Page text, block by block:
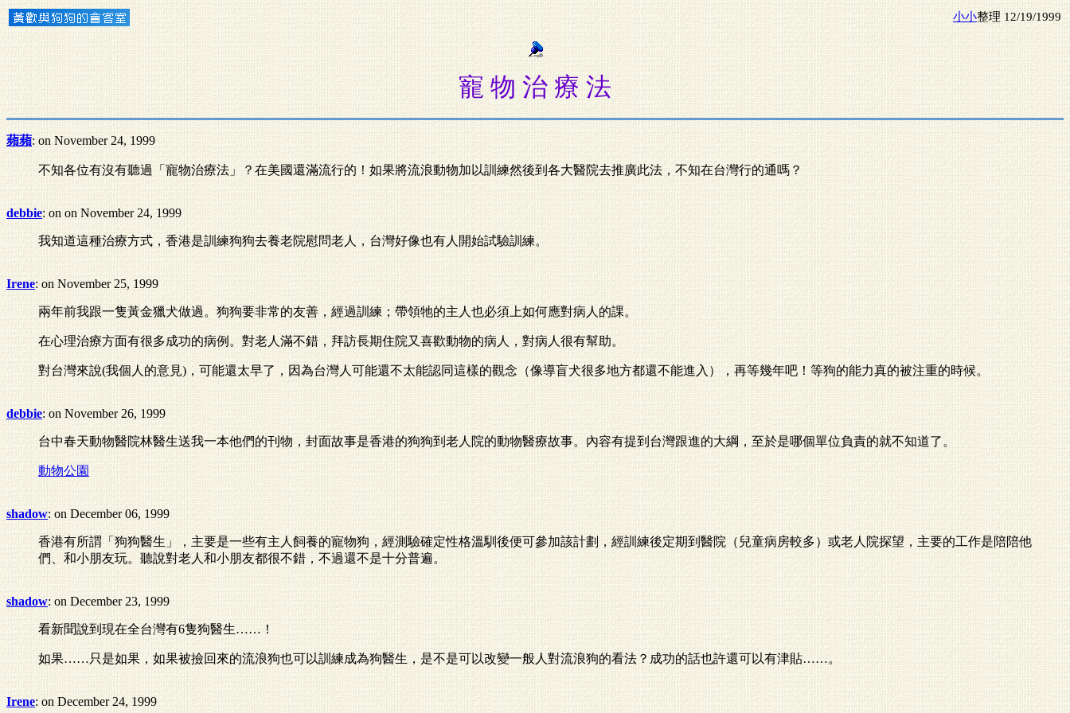
小小整理 12/19/1999
寵 物 治 療 法
蘋蘋: on November 24, 1999
不知各位有沒有聽過「寵物治療法」？在美國還滿流行的！如果將流浪動物加以訓練然後到各大醫院去推廣此法，不知在台灣行的通嗎？
debbie: on on November 24, 1999
我知道這種治療方式，香港是訓練狗狗去養老院慰問老人，台灣好像也有人開始試驗訓練。
Irene: on November 25, 1999
兩年前我跟一隻黃金獵犬做過。狗狗要非常的友善，經過訓練；帶領牠的主人也必須上如何應對病人的課。
在心理治療方面有很多成功的病例。對老人滿不錯，拜訪長期住院又喜歡動物的病人，對病人很有幫助。
對台灣來說(我個人的意見)，可能還太早了，因為台灣人可能還不太能認同這樣的觀念（像導盲犬很多地方都還不能進入），再等幾年吧！等狗的能力真的被注重的時候。
debbie: on November 26, 1999
台中春天動物醫院林醫生送我一本他們的刊物，封面故事是香港的狗狗到老人院的動物醫療故事。內容有提到台灣跟進的大綱，至於是哪個單位負責的就不知道了。
動物公園
shadow: on December 06, 1999
香港有所謂「狗狗醫生」，主要是一些有主人飼養的寵物狗，經測驗確定性格溫馴後便可參加該計劃，經訓練後定期到醫院（兒童病房較多）或老人院探望，主要的工作是陪陪他
們、和小朋友玩。聽說對老人和小朋友都很不錯，不過還不是十分普遍。
shadow: on December 23, 1999
看新聞說到現在全台灣有6隻狗醫生……！
如果……只是如果，如果被撿回來的流浪狗也可以訓練成為狗醫生，是不是可以改變一般人對流浪狗的看法？成功的話也許還可以有津貼……。
Irene: on December 24, 1999